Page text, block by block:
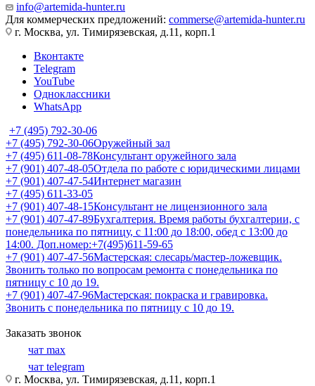
info@artemida-hunter.ru
Для коммерческих предложений: commerse@artemida-hunter.ru
г. Москва, ул. Тимирязевская, д.11, корп.1
Вконтакте
Telegram
YouTube
Одноклассники
WhatsApp
+7 (495) 792-30-06
+7 (495) 792-30-06Оружейный зал
+7 (495) 611-08-78Консультант оружейного зала
+7 (901) 407-48-05Отдела по работе с юридическими лицами
+7 (901) 407-47-54Интернет магазин
+7 (495) 611-33-05
+7 (901) 407-48-15Консультант не лицензионного зала
+7 (901) 407-47-89Бухгалтерия. Время работы бухгалтерии, с
понедельника по пятницу, с 11:00 до 18:00, обед с 13:00 до
14:00. Доп.номер:+7(495)611-59-65
+7 (901) 407-47-56Мастерская: слесарь/мастер-ложевщик.
Звонить только по вопросам ремонта с понедельника по
пятницу с 10 до 19.
+7 (901) 407-47-96Мастерская: покраска и гравировка.
Звонить с понедельника по пятницу с 10 до 19.
Заказать звонок
чат max
чат telegram
г. Москва, ул. Тимирязевская, д.11, корп.1